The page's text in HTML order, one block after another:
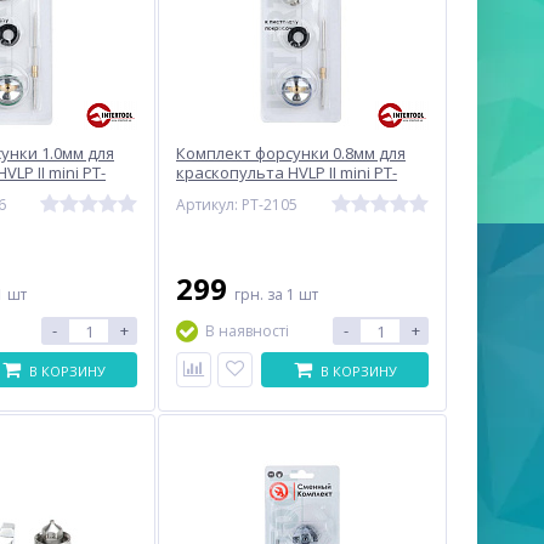
1.0мм для
II mini PT-
головка,
шт
- +
В КОРЗИНУ
Комплект форсунки 0.8мм для
краскопульта HVLP II mini PT-
0128 (дюза, воздушная головка,
игла) INTERTOOL
Артикул: PT-2105
299 грн. за 1 шт
В наявності
- +
В КОРЗИНУ